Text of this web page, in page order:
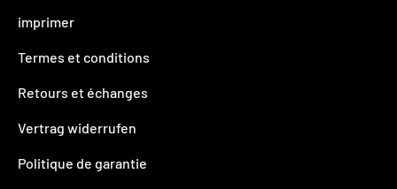
imprimer
Termes et conditions
Retours et échanges
Vertrag widerrufen
Politique de garantie